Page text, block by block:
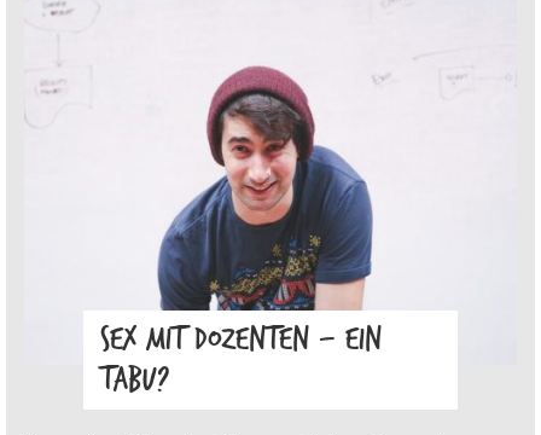
SEX MIT DOZENTEN – EIN
TABU?